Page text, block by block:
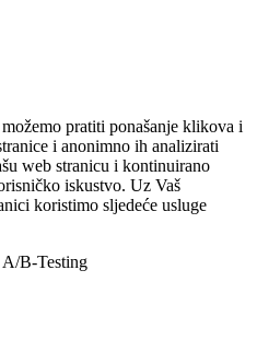
pratiti ponašanje klikova i
i anonimno ih analizirati
web stranicu i kontinuirano
iskustvo. Uz Vaš
koristimo sljedeće usluge
B-Testing